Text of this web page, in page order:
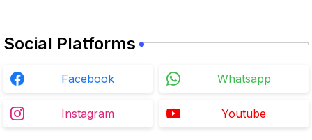
Social Platforms
Facebook Whatsapp
Instagram Youtube